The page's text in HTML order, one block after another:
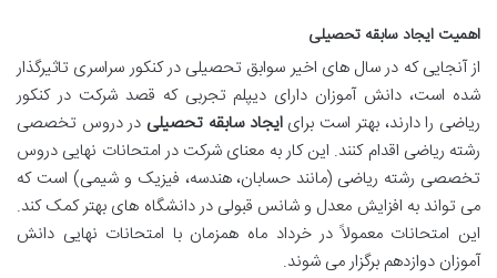
اهمیت ایجاد سابقه تحصیلی
از آنجایی که در سال های اخیر سوابق تحصیلی در کنکور سراسری تاثیرگذار
شده است، دانش آموزان دارای دیپلم تجربی که قصد شرکت در کنکور
ریاضی را دارند، بهتر است برایایجاد سابقه تحصیلی در دروس تخصصی
رشته ریاضی اقدام کنند. این کار به معنای شرکت در امتحانات نهایی دروس
تخصصی رشته ریاضی (مانند حسابان، هندسه، فیزیک و شیمی) است که
می تواند به افزایش معدل و شانس قبولی در دانشگاه های بهتر کمک کند.
این امتحانات معمولاً در خرداد ماه همزمان با امتحانات نهایی دانش
آموزان دوازدهم برگزار می شوند.